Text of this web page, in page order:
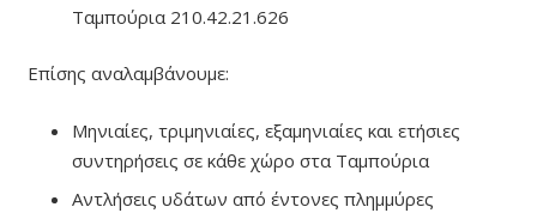
Ταμπούρια 210.42.21.626
Επίσης αναλαμβάνουμε:
Μηνιαίες, τριμηνιαίες, εξαμηνιαίες και ετήσιες
συντηρήσεις σε κάθε χώρο στα Ταμπούρια
Αντλήσεις υδάτων από έντονες πλημμύρες